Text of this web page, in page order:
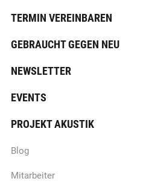
TERMIN VEREINBAREN
GEBRAUCHT GEGEN NEU
NEWSLETTER
EVENTS
PROJEKT AKUSTIK
Blog
Mitarbeiter